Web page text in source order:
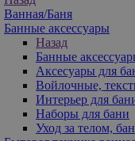
Ванная/Баня
Банные аксессуары
Назад
Банные
Аксесуары для
Войлочные,
Интерьер для
Наборы для бани
Уход за телом,